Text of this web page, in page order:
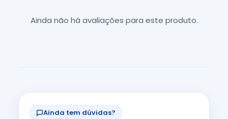
Ainda não há avaliações para este produto.
Ainda tem dúvidas?